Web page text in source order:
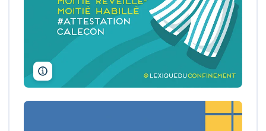
Wee Pin Ng / Anne-Typhaine Gruat